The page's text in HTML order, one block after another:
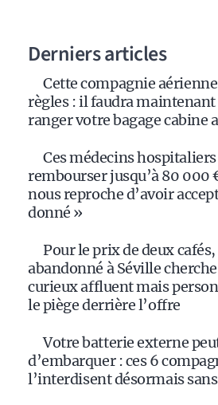
Derniers articles
Cette compagnie
règles : il faudra
ranger votre bagage cabine
Ces médecins
rembourser jusqu’à 80 000
nous reproche d’avoir
donné »
Pour le prix de deux
abandonné à Séville
curieux affluent mais
le piège derrière l’offre
Votre batterie externe
d’embarquer : ces 6
l’interdisent désormais